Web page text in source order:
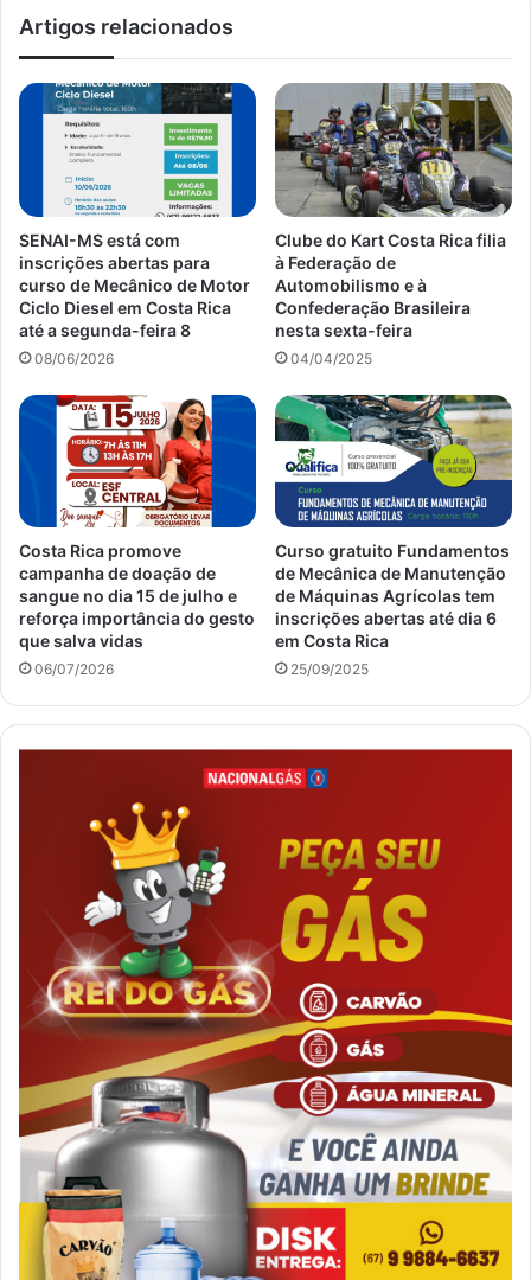
Artigos relacionados
SENAI-MS está com
inscrições abertas para
curso de Mecânico de Motor
Ciclo Diesel em Costa Rica
até a segunda-feira 8
08/06/2026
Clube do Kart Costa Rica filia
à Federação de
Automobilismo e à
Confederação Brasileira
nesta sexta-feira
04/04/2025
Costa Rica promove
campanha de doação de
sangue no dia 15 de julho e
reforça importância do gesto
que salva vidas
06/07/2026
Curso gratuito Fundamentos
de Mecânica de Manutenção
de Máquinas Agrícolas tem
inscrições abertas até dia 6
em Costa Rica
25/09/2025